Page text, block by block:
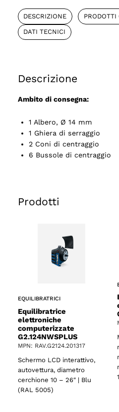
DESCRIZIONE PRODOTTI
DATI TECNICI
Descrizione
Ambito di consegna:
1 Albero, Ø 14 mm
1 Ghiera di serraggio
2 Coni di centraggio
6 Bussole di centraggio
Prodotti
EQUILIBRATRICI
Equilibratrice
elettroniche
computerizzate
G2.124NWSPLUS
MPN: RAV.G2124.201317
Schermo LCD interattivo,
autovettura, diametro
cerchione 10 – 26″ | Blu
(RAL 5005)